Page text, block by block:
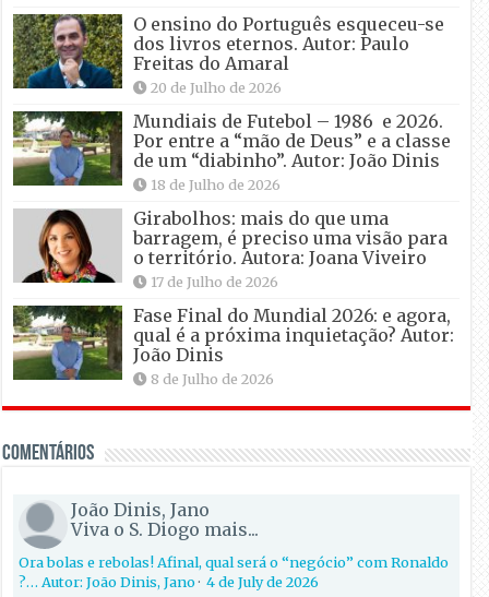
O ensino do Português esqueceu-se
dos livros eternos. Autor: Paulo
Freitas do Amaral
20 de Julho de 2026
Mundiais de Futebol – 1986 e 2026.
Por entre a “mão de Deus” e a classe
de um “diabinho”. Autor: João Dinis
18 de Julho de 2026
Girabolhos: mais do que uma
barragem, é preciso uma visão para
o território. Autora: Joana Viveiro
17 de Julho de 2026
Fase Final do Mundial 2026: e agora,
qual é a próxima inquietação? Autor:
João Dinis
8 de Julho de 2026
Comentários
João Dinis, Jano
Viva o S. Diogo mais...
Ora bolas e rebolas! Afinal, qual será o “negócio” com Ronaldo
?… Autor: João Dinis, Jano·4 de July de 2026